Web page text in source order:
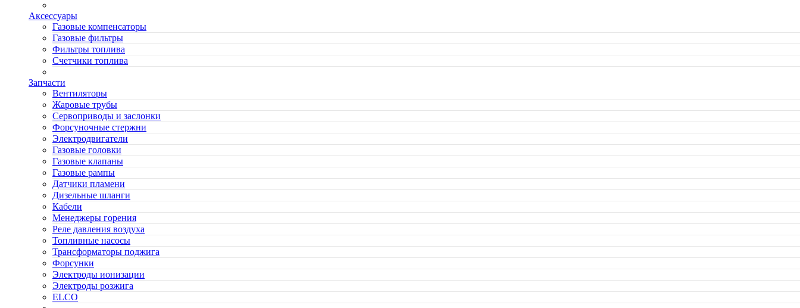
Аксессуары
Газовые компенсаторы
Газовые фильтры
Фильтры топлива
Счетчики топлива
Запчасти
Вентиляторы
Жаровые трубы
Сервоприводы и заслонки
Форсуночные стержни
Электродвигатели
Газовые головки
Газовые клапаны
Газовые рампы
Датчики пламени
Дизельные шланги
Кабели
Менеджеры горения
Реле давления воздуха
Топливные насосы
Трансформаторы поджига
Форсунки
Электроды ионизации
Электроды розжига
ELCO